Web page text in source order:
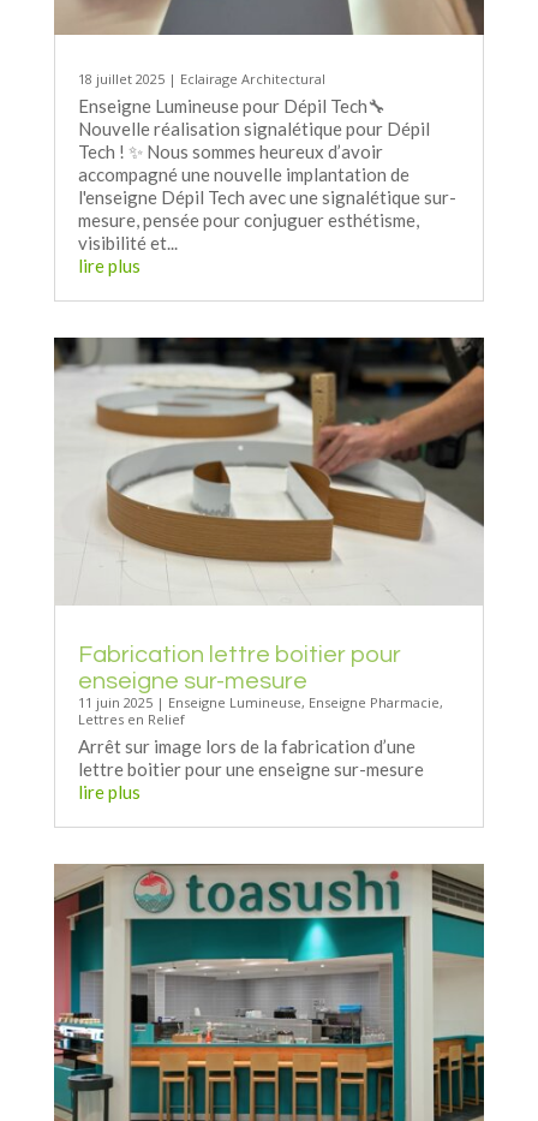
18 juillet 2025| Eclairage Architectural
Enseigne Lumineuse pour Dépil Tech🔧
Nouvelle réalisation signalétique pour Dépil
Tech ! ✨ Nous sommes heureux d’avoir
accompagné une nouvelle implantation de
l'enseigne Dépil Tech avec une signalétique sur-
mesure, pensée pour conjuguer esthétisme,
visibilité et...
lire plus
Fabrication lettre boitier pour
enseigne sur-mesure
11 juin 2025| Enseigne Lumineuse, Enseigne Pharmacie,
Lettres en Relief
Arrêt sur image lors de la fabrication d’une
lettre boitier pour une enseigne sur-mesure
lire plus